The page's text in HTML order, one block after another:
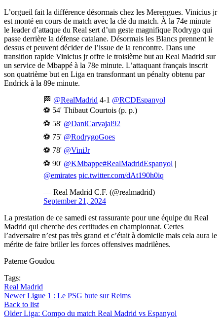
L’orgueil fait la différence désormais chez les Merengues. Vinicius jr
est monté en cours de match avec la clé du match. À la 74e minute
le leader d’attaque du Real sert d’un geste magnifique Rodrygo qui
passe derrière la défense catalane. Désormais les Blancs prennent le
dessus et peuvent décider de l’issue de la rencontre. Dans une
transition rapide Vinicius jr offre le troisième but au Real Madrid sur
un service de Mbappé à la 78e minute. L’attaquant français inscrit
son quatrième but en Liga en transformant un pénalty obtenu par
Endrick à la 89e minute.
🏁 @RealMadrid 4-1 @RCDEspanyol
⚽ 54' Thibaut Courtois (p. p.)
⚽ 58' @DaniCarvajal92
⚽ 75' @RodrygoGoes
⚽ 78' @ViniJr
⚽ 90' @KMbappe#RealMadridEspanyol |
@emirates pic.twitter.com/dAt190h0iq
— Real Madrid C.F. (@realmadrid)
September 21, 2024
La prestation de ce samedi est rassurante pour une équipe du Real
Madrid qui cherche des certitudes en championnat. Certes
l’adversaire n’est pas très grand et c’était à domicile mais cela aura le
mérite de faire briller les forces offensives madrilènes.
Paterne Goudou
Tags:
Real Madrid
Newer Ligue 1 : Le PSG bute sur Reims
Back to list
Older Liga: Compo du match Real Madrid vs Espanyol